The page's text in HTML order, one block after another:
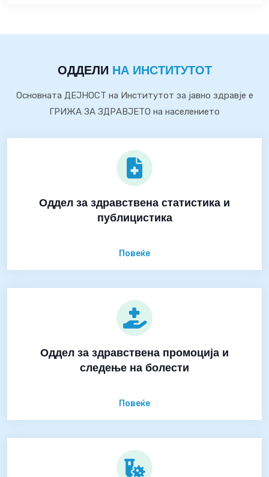
ОДДЕЛИ НА ИНСТИТУТОТ
Основната ДЕЈНОСТ на Институтот за јавно здравје е
ГРИЖА ЗА ЗДРАВЈЕТО на населението
Оддел за здравствена статистика и
публицистика
Повеќе
Оддел за здравствена промоција и
следење на болести
Повеќе